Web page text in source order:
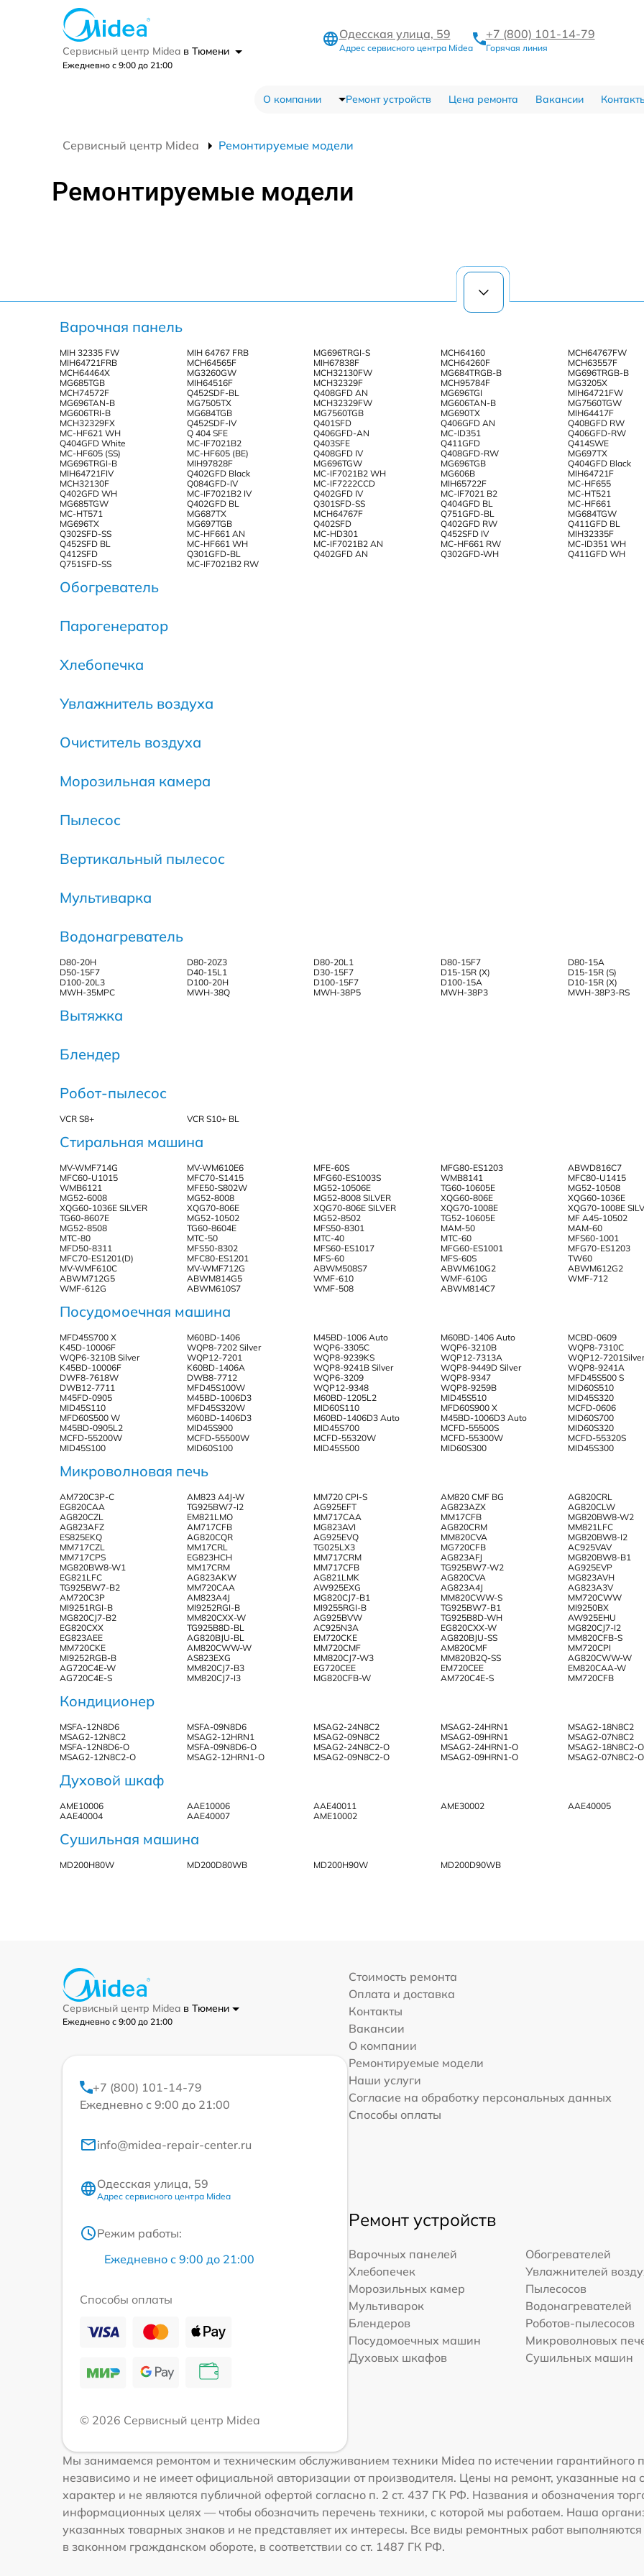
Сервисный центр Midea в Тюмени
Ежедневно с 9:00 до 21:00
Одесская улица, 59
Адрес сервисного центра Midea
+7 (800) 101-14-79
Горячая линия
О компании Ремонт устройств Цена ремонта Вакансии
Сервисный центр Midea Ремонтируемые модели
Ремонтируемые модели
Варочная панель
MIH 32335 FW MIH 64767 FRB MG696TRGI-S MCH64160 MCH64767FW
MIH64721FRB
MCH64565F MIH67838F MCH64260F MCH63557F
MCH64464X
MG3260GW MCH32130FW MG684TRGB-B MG696TRGB-B
MG685TGB
MIH64516F MCH32329F MCH95784F MG3205X
MCH74572F
Q452SDF-BL Q408GFD AN MG696TGI MIH64721FW
MG696TAN-B
MG7505TX MCH32329FW MG606TAN-B MG7560TGW
MG606TRI-B
MG684TGB MG7560TGB MG690TX MIH64417F
MCH32329FX
Q452SDF-IV Q401SFD Q406GFD AN Q408GFD RW
MC-HF621 WH
Q 404 SFE Q406GFD-AN MC-ID351 Q406GFD-RW
Q404GFD White
MC-IF7021B2 Q403SFE Q411GFD Q414SWE
MC-HF605 (SS)
MC-HF605 (BE) Q408GFD IV Q408GFD-RW MG697TX
MG696TRGI-B
MIH97828F MG696TGW MG696TGB Q404GFD Black
MIH64721FIV
Q402GFD Black MC-IF7021B2 WH MG606B MIH64721F
MCH32130F
Q084GFD-IV MC-IF7222CCD MIH65722F MC-HF655
Q402GFD WH
MC-IF7021B2 IV Q402GFD IV MC-IF7021 B2 MC-HT521
MG685TGW
Q402GFD BL Q301SFD-SS Q404GFD BL MC-HF661
MC-HT571
MG687TX MCH64767F Q751GFD-BL MG684TGW
MG696TX
MG697TGB Q402SFD Q402GFD RW Q411GFD BL
Q302SFD-SS
MC-HF661 AN MC-HD301 Q452SFD IV MIH32335F
Q452SFD BL
MC-HF661 WH MC-IF7021B2 AN MC-HF661 RW MC-ID351 WH
Q412SFD
Q301GFD-BL Q402GFD AN Q302GFD-WH Q411GFD WH
Q751SFD-SS
MC-IF7021B2 RW
Обогреватель
Парогенератор
Хлебопечка
Увлажнитель воздуха
Очиститель воздуха
Морозильная камера
Пылесос
Вертикальный пылесос
Мультиварка
Водонагреватель
D80-20Н D80-20Z3 D80-20L1 D80-15F7 D80-15A
D50-15F7
D40-15L1 D30-15F7 D15-15R (X) D15-15R (S)
D100-20L3
D100-20H D100-15F7 D100-15A D10-15R (X)
MWH-35MPC
MWH-38Q MWH-38P5 MWH-38P3 MWH-38P3-RS
Вытяжка
Блендер
Робот-пылесос
VCR S8+ VCR S10+ BL
Стиральная машина
MV-WMF714G MV-WM610E6 MFE-60S MFG80-ES1203 ABWD816C7
MFC60-U1015
MFС70-S1415 MFG60-ES1003S WMB8141 MFC80-U1415
WMB6121
MFE50-S802W MG52-10506E TG60-10605E MG52-10508
MG52-6008
MG52-8008 MG52-8008 SILVER XQG60-806E XQG60-1036E
XQG60-1036E SILVER
XQG70-806E XQG70-806E SILVER XQG70-1008E XQG70-1008E
TG60-8607E
MG52-10502 MG52-8502 TG52-10605E MF A45-10502
MG52-8508
TG60-8604E MFS50-8301 MAM-50 MAM-60
MTC-80
MTC-50 MTC-40 MTC-60 MFS60-1001
MFD50-8311
MFS50-8302 MFS60-ES1017 MFG60-ES1001 MFG70-ES1203
MFC70-ES1201(D)
MFC80-ES1201 MFS-60 MFS-60S TW60
MV-WMF610C
MV-WMF712G ABWM508S7 ABWM610G2 ABWM612G2
ABWM712G5
ABWM814G5 WMF-610 WMF-610G WMF-712
WMF-612G
ABWM610S7 WMF-508 ABWM814C7
Посудомоечная машина
MFD45S700 X M60BD-1406 M45BD-1006 Auto M60BD-1406 Auto MCBD-0609
K45D-10006F
WQP8-7202 Silver WQP6-3305C WQP6-3210B WQP8-7310C
WQP6-3210B Silver
WQP12-7201 WQP8-9239KS WQP12-7313A WQP12-7201Silver
K45BD-10006F
K60BD-1406A WQP8-9241В Silver WQP8-9449D Silver WQP8-9241A
DWF8-7618W
DWB8-7712 WQP6-3209 WQP8-9347 MFD45S500 S
DWB12-7711
MFD45S100W WQP12-9348 WQP8-9259B MID60S510
M45FD-0905
M45BD-1006D3 M60BD-1205L2 MID45S510 MID45S320
MID45S110
MFD45S320W MID60S110 MFD60S900 X MCFD-0606
MFD60S500 W
M60BD-1406D3 M60BD-1406D3 Auto M45BD-1006D3 Auto MID60S700
M45BD-0905L2
MID45S900 MID45S700 MCFD-55500S MID60S320
MCFD-55200W
MCFD-55500W MCFD-55320W MCFD-55300W MCFD-55320S
MID45S100
MID60S100 MID45S500 MID60S300 MID45S300
Микроволновая печь
AM720C3P-C AM823 A4J-W MM720 CPI-S AM820 CMF BG AG820CRL
EG820CAA
TG925BW7-I2 AG925EFT AG823AZX AG820CLW
AG820CZL
ЕМ821LMO MM717CAA MM17CFB MG820BW8-W2
AG823AFZ
AM717CFB MG823AVI AG820CRM MM821LFC
ES825EKQ
AG820CQR AG925EVQ MM820CVA MG820BW8-I2
MM717CZL
MM17CRL TG025LX3 MG720CFB AC925VAV
MM717CPS
EG823HCH MM717CRM AG823AFJ MG820BW8-B1
MG820BW8-W1
MM17CRM MM717CFB TG925BW7-W2 AG925EVP
EG821LFC
AG823AKW AG821LMK AG820CVA MG823AVH
TG925BW7-B2
MM720CAA AW925EXG AG823A4J AG823A3V
AM720C3P
AM823A4J MG820CJ7-B1 MM820CWW-S MM720CWW
MI9251RGI-B
MI9252RGI-B MI9255RGI-B TG925BW7-B1 MI9250BX
MG820CJ7-B2
MM820CXX-W AG925BVW TG925B8D-WH AW925EHU
EG820CXX
TG925B8D-BL AC925N3A EG820CXX-W MG820CJ7-I2
EG823AEE
AG820BJU-BL EM720CKE AG820BJU-SS MM820CFB-S
MM720CKE
AM820CWW-W MM720CMF AM820CMF MM720CPI
MI9252RGB-B
AS823EXG MM820CJ7-W3 MM820B2Q-SS AG820CWW-W
AG720C4E-W
MM820CJ7-B3 EG720CEE EM720CEE EM820CAA-W
AG720C4E-S
MM820CJ7-I3 MG820CFB-W AM720C4E-S MM720CFB
Кондиционер
MSFA-12N8D6 MSFA-09N8D6 MSAG2-24N8C2 MSAG2-24HRN1 MSAG2-18N8C2
MSAG2-12N8C2
MSAG2-12HRN1 MSAG2-09N8C2 MSAG2-09HRN1 MSAG2-07N8C2
MSFA-12N8D6-O
MSFA-09N8D6-O MSAG2-24N8C2-O MSAG2-24HRN1-O MSAG2-18N8C2-O
MSAG2-12N8C2-O
MSAG2-12HRN1-O MSAG2-09N8C2-O MSAG2-09HRN1-O MSAG2-07N8C2-O
Духовой шкаф
AME10006 AAE10006 AAE40011 AME30002 AAE40005
AAE40004
AAE40007 AME10002
Сушильная машина
MD200H80W MD200D80WB MD200H90W MD200D90WB
Сервисный центр Midea в Тюмени
Ежедневно с 9:00 до 21:00
+7 (800) 101-14-79
Ежедневно с 9:00 до 21:00
info@midea-repair-center.ru
Одесская улица, 59
Адрес сервисного центра Midea
Режим работы:
Ежедневно с 9:00 до 21:00
Способы оплаты
© 2026 Сервисный центр Midea
Стоимость ремонта
Оплата и доставка
Контакты
Вакансии
О компании
Ремонтируемые модели
Наши услуги
Согласие на обработку персональных данных
Способы оплаты
Ремонт устройств
Варочных панелей Обогревателей
Хлебопечек
Увлажнителей
Морозильных камер
Пылесосов
Мультиварок
Водонагревателей
Блендеров
Роботов-пылесосов
Посудомоечных машин
Микроволновых
Духовых шкафов
Сушильных машин
Мы занимаемся ремонтом и техническим обслуживанием техники Midea по истечении
независимо и не имеет официальной авторизации от производителя. Цены на ремонт, указанные на
характер и не являются публичной офертой согласно п. 2 ст. 437 ГК РФ. Названия и обозначения
информационных целях — чтобы обозначить перечень техники, с которой мы работаем. Наша
указанных товарных знаков и не представляет их интересы. Все виды ремонтных работ
в законном гражданском обороте, в соответствии со ст. 1487 ГК РФ.